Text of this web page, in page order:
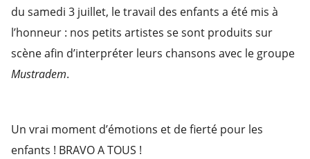
du samedi 3 juillet, le travail des enfants a été mis à
l’honneur : nos petits artistes se sont produits sur
scène afin d’interpréter leurs chansons avec le groupe
Mustradem.
Un vrai moment d’émotions et de fierté pour les
enfants ! BRAVO A TOUS !